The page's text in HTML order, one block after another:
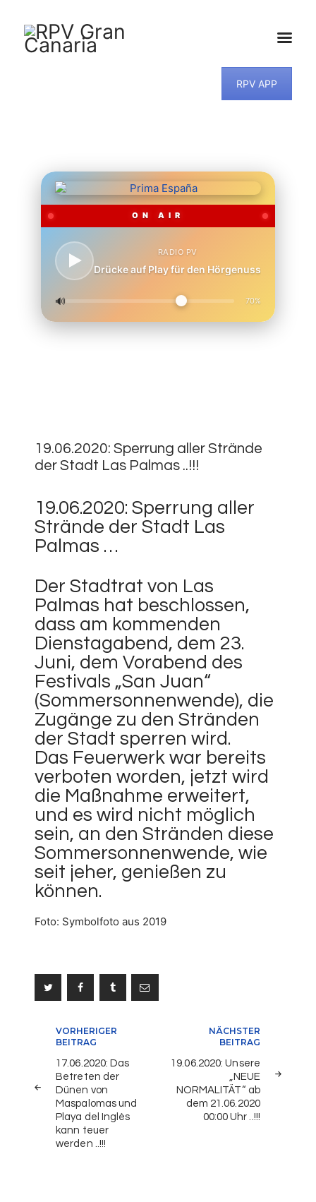
RPV APP
ON AIR
RADIO PV
Drücke auf Play für den Hörgenuss
🔊 70%
MUSIKWUNSCH
19.06.2020: Sperrung aller Strände
der Stadt Las Palmas ..!!!
19.06.2020: Sperrung aller
Strände der Stadt Las
Palmas …
Der Stadtrat von Las
Palmas hat beschlossen,
dass am kommenden
Dienstagabend, dem 23.
Juni, dem Vorabend des
Festivals „San Juan“
(Sommersonnenwende), die
Zugänge zu den Stränden
der Stadt sperren wird.
Das Feuerwerk war bereits
verboten worden, jetzt wird
die Maßnahme erweitert,
und es wird nicht möglich
sein, an den Stränden diese
Sommersonnenwende, wie
seit jeher, genießen zu
können.
Foto: Symbolfoto aus 2019
Beitragsnavigation
VORHERIGER
BEITRAG
17.06.2020: Das
Betreten der
Dünen von
Maspalomas und
Playa del Inglès
kann teuer
werden ..!!!
NÄCHSTER
BEITRAG
19.06.2020: Unsere
„NEUE
NORMALITÄT“ ab
dem 21.06.2020
00:00 Uhr ..!!!